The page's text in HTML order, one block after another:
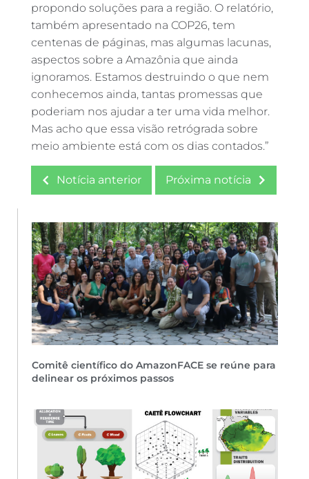
propondo soluções para a região. O relatório,
também apresentado na COP26, tem
centenas de páginas, mas algumas lacunas,
aspectos sobre a Amazônia que ainda
ignoramos. Estamos destruindo o que nem
conhecemos ainda, tantas promessas que
poderiam nos ajudar a ter uma vida melhor.
Mas acho que essa visão retrógrada sobre
meio ambiente está com os dias contados.”
Notícia anterior Próxima notícia
Comitê científico do AmazonFACE se reúne para
delinear os próximos passos